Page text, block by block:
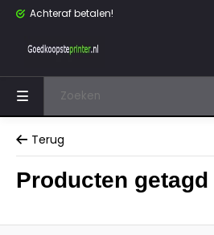
Achteraf betalen!
Terug
Producten getagd